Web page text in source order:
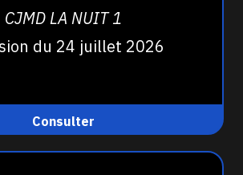
CJMD LA NUIT 1
du 24 juillet 2026
Consulter